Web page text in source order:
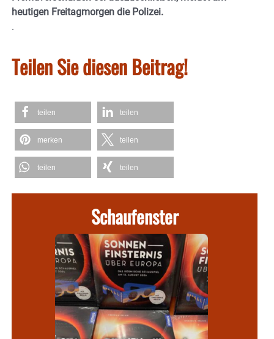
heutigen Freitagmorgen die Polizei.
.
Teilen Sie diesen Beitrag!
teilen teilen
merken teilen
teilen teilen
Schaufenster